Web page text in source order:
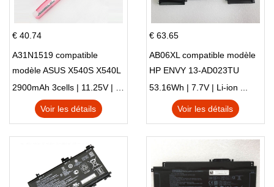
€ 40.74
A31N1519 compatible
modèle ASUS X540S X540L
X540LA-SI302 X540SA
X540S
2900mAh 3cells | 11.25V | Li-ion ...
Voir les détails
€ 63.65
AB06XL compatible modèle
HP ENVY 13-AD023TU
HSTNN-DB8C 921438-855
TPN-I128
53.16Wh | 7.7V | Li-ion ...
Voir les détails